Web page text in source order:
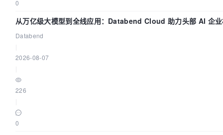
0
从万亿级大模型到全线应用：Databend Cloud 助力头部 AI 企
链路 Trace 数据管道
Databend
2026-08-07
226
0